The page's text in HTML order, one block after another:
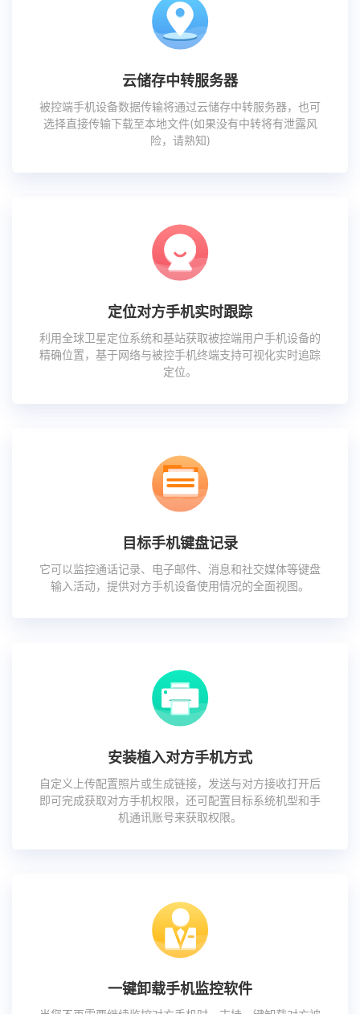
云储存中转服务器
被控端手机设备数据传输将通过云储存中转服务器，也可
选择直接传输下载至本地文件(如果没有中转将有泄露风
险，请熟知)
定位对方手机实时跟踪
利用全球卫星定位系统和基站获取被控端用户手机设备的
精确位置，基于网络与被控手机终端支持可视化实时追踪
定位。
目标手机键盘记录
它可以监控通话记录、电子邮件、消息和社交媒体等键盘
输入活动，提供对方手机设备使用情况的全面视图。
安装植入对方手机方式
自定义上传配置照片或生成链接，发送与对方接收打开后
即可完成获取对方手机权限，还可配置目标系统机型和手
机通讯账号来获取权限。
一键卸载手机监控软件